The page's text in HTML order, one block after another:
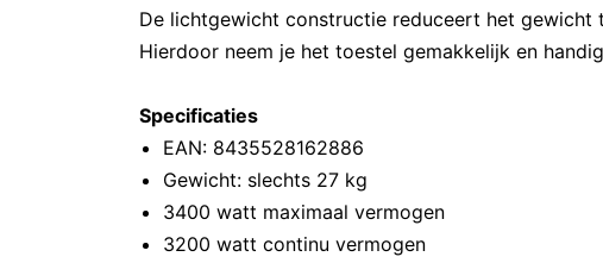
De lichtgewicht constructie reduceert het gewicht
Hierdoor neem je het toestel gemakkelijk en
Specificaties
EAN: 8435528162886
Gewicht: slechts 27 kg
3400 watt maximaal vermogen
3200 watt continu vermogen